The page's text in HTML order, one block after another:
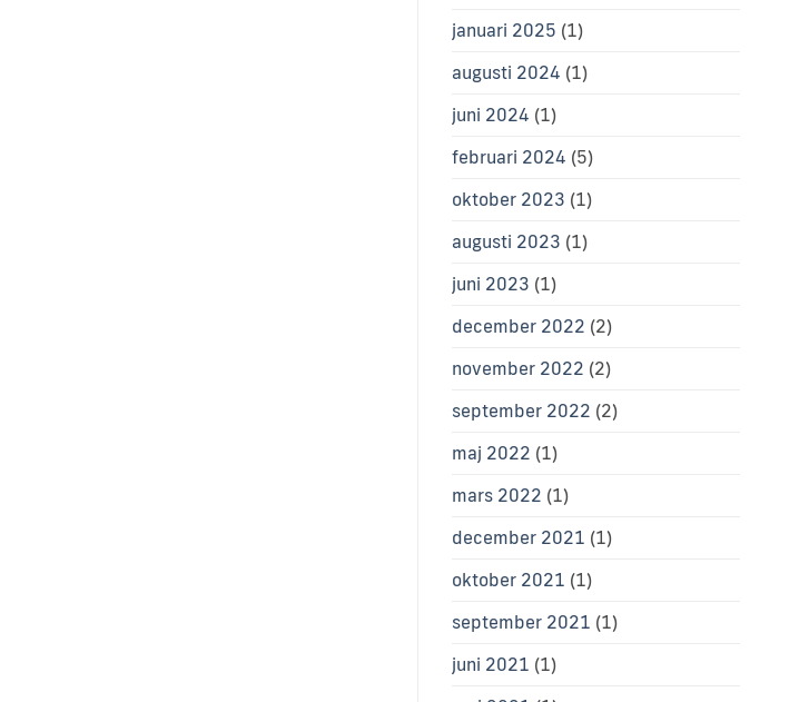
januari 2025 (1)
augusti 2024 (1)
juni 2024 (1)
februari 2024 (5)
oktober 2023 (1)
augusti 2023 (1)
juni 2023 (1)
december 2022 (2)
november 2022 (2)
september 2022 (2)
maj 2022 (1)
mars 2022 (1)
december 2021 (1)
oktober 2021 (1)
september 2021 (1)
juni 2021 (1)